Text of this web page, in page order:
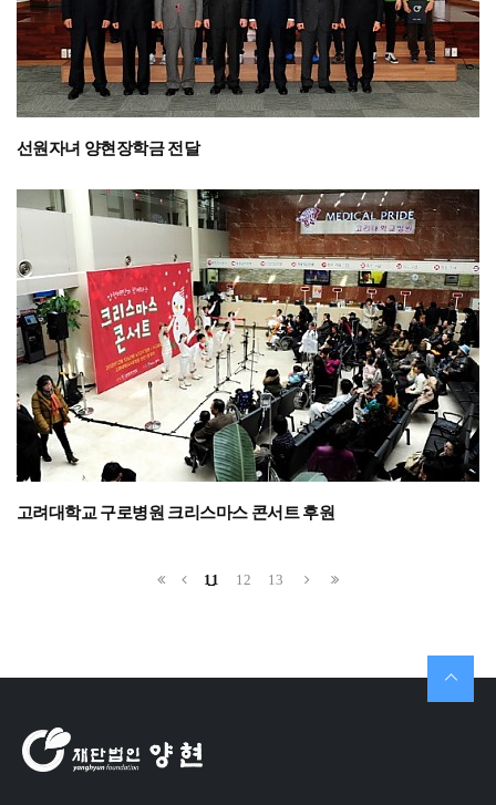
선원자녀 양현장학금 전달
고려대학교 구로병원 크리스마스 콘서트 후원
11 12 13